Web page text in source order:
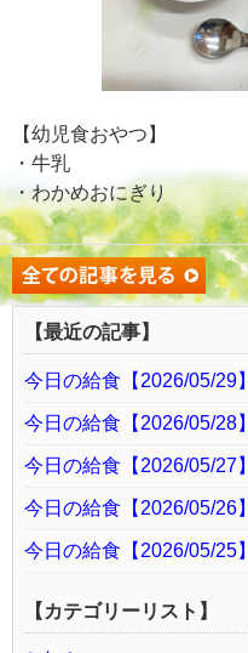
【幼児食おやつ】
・牛乳
・わかめおにぎり
【最近の記事】
今日の給食【2026/05/29】
今日の給食【2026/05/28】
今日の給食【2026/05/27】
今日の給食【2026/05/26】
今日の給食【2026/05/25】
【カテゴリーリスト】